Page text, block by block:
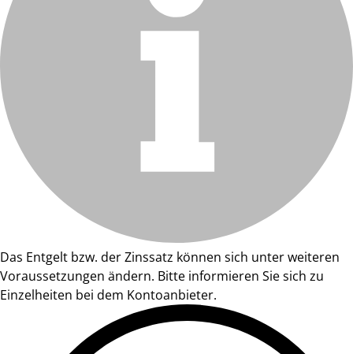
Das Entgelt bzw. der Zinssatz können sich unter weiteren
Voraussetzungen ändern. Bitte informieren Sie sich zu
Einzelheiten bei dem Kontoanbieter.